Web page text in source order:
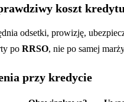
koszt kredytu
odsetki, prowizję,
po RRSO, nie po samej
przy kredycie